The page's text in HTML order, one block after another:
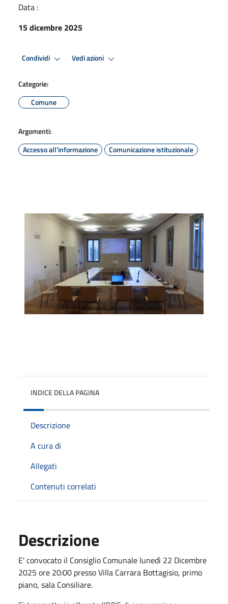
Data :
15 dicembre 2025
Condividi Vedi azioni
Categorie:
Comune
Argomenti:
Accesso all'informazione
Comunicazione istituzionale
INDICE DELLA PAGINA
Descrizione
A cura di
Allegati
Contenuti correlati
Descrizione
E' convocato il Consiglio Comunale lunedì 22 Dicembre
2025 ore 20:00 presso Villa Carrara Bottagisio, primo
piano, sala Consiliare.